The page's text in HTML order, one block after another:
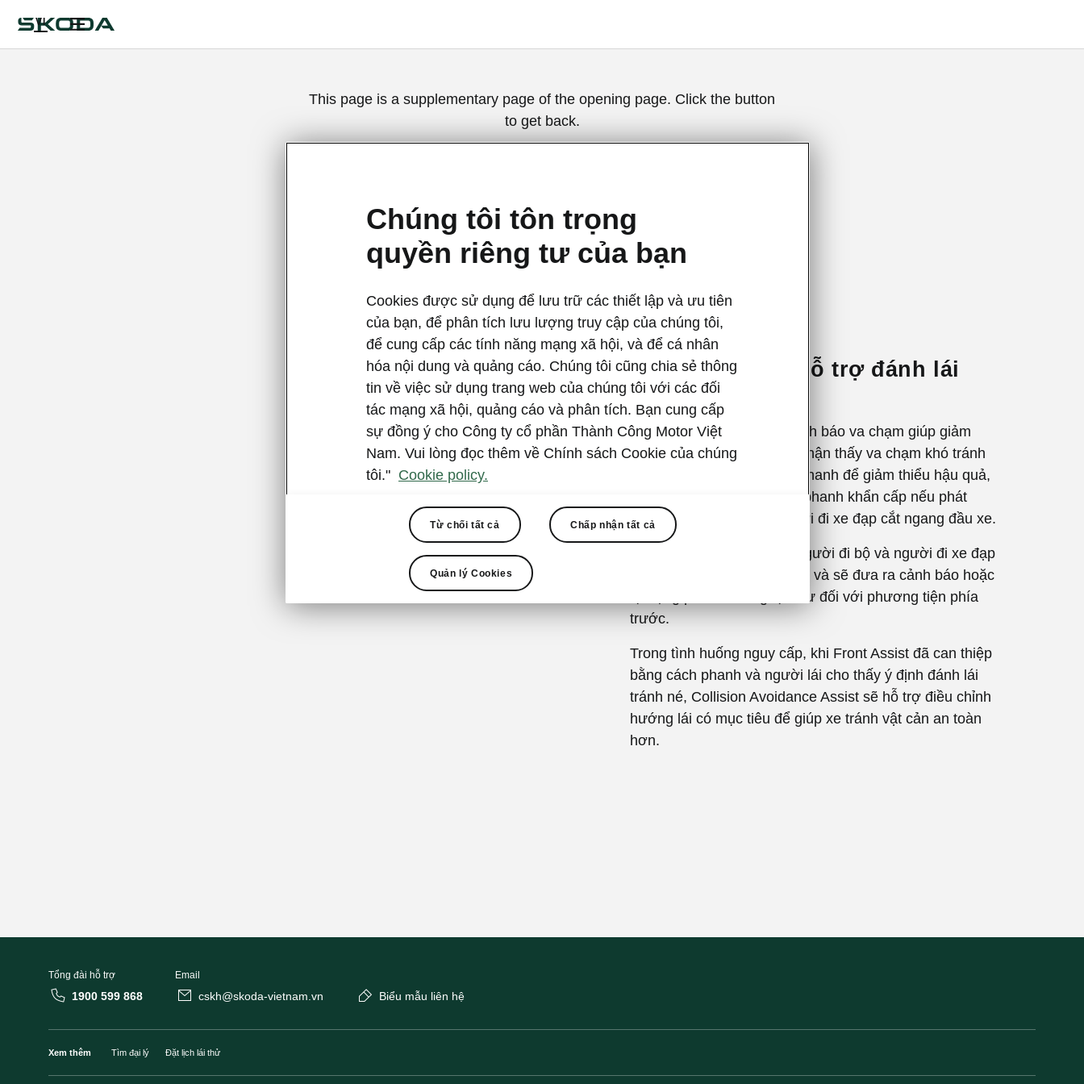
VI
This page is a supplementary page of the opening page. Click the button
to get back.
Hỗ trợ an toàn
Front Assist & Hỗ trợ đánh lái
tránh va chạm
Front Assist là hệ thống cảnh báo va chạm giúp giảm
thiểu nguy cơ tai nạn. Khi nhận thấy va chạm khó tránh
khỏi, hệ thống sẽ tự động phanh để giảm thiểu hậu quả,
đồng thời có thể thực hiện phanh khẩn cấp nếu phát
hiện người đi bộ hoặc người đi xe đạp cắt ngang đầu xe.
Hệ thống cũng nhận diện người đi bộ và người đi xe đạp
di chuyển cùng chiều với xe và sẽ đưa ra cảnh báo hoặc
tự động phanh tương tự như đối với phương tiện phía
trước.
Trong tình huống nguy cấp, khi Front Assist đã can thiệp
bằng cách phanh và người lái cho thấy ý định đánh lái
tránh né, Collision Avoidance Assist sẽ hỗ trợ điều chỉnh
hướng lái có mục tiêu để giúp xe tránh vật cản an toàn
hơn.
Tổng đài hỗ trợ
1900 599 868
Email
cskh@skoda-vietnam.vn Biểu mẫu liên hệ
Xem thêm Tìm đại lý Đặt lịch lái thử
Chúng tôi tôn trọng
quyền riêng tư của bạn
Cookies được sử dụng để lưu trữ các thiết lập và ưu tiên
của bạn, để phân tích lưu lượng truy cập của chúng tôi,
để cung cấp các tính năng mạng xã hội, và để cá nhân
hóa nội dung và quảng cáo. Chúng tôi cũng chia sẻ thông
tin về việc sử dụng trang web của chúng tôi với các đối
tác mạng xã hội, quảng cáo và phân tích. Bạn cung cấp
sự đồng ý cho Công ty cổ phần Thành Công Motor Việt
Nam. Vui lòng đọc thêm về Chính sách Cookie của chúng
tôi." Cookie policy.
Từ chối tất cả Chấp nhận tất cả
Quản lý Cookies